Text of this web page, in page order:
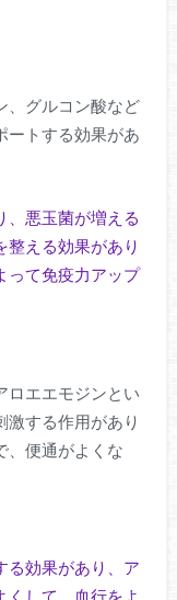
、グルコン酸など
ートする効果があ
、悪玉菌が増える
整える効果があり
って免疫力アップ
ロエエモジンとい
激する作用があり
、便通がよくな
る効果があり、ア